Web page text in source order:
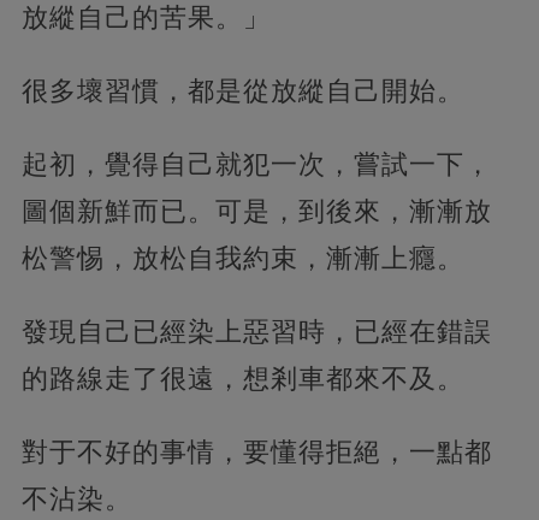
放縱自己的苦果。」
很多壞習慣，都是從放縱自己開始。
起初，覺得自己就犯一次，嘗試一下，
圖個新鮮而已。可是，到後來，漸漸放
松警惕，放松自我約束，漸漸上癮。
發現自己已經染上惡習時，已經在錯誤
的路線走了很遠，想剎車都來不及。
對于不好的事情，要懂得拒絕，一點都
不沾染。